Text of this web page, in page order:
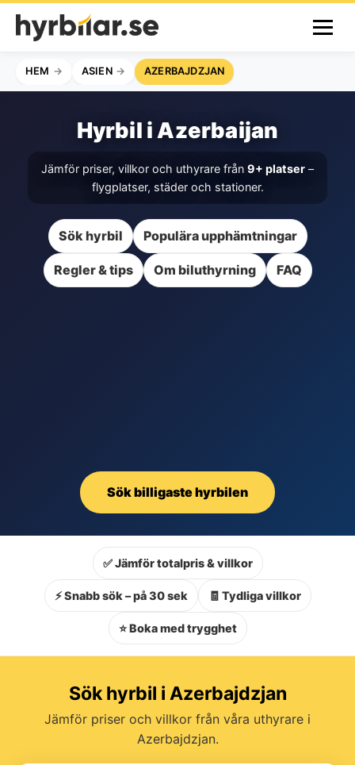
HEM ASIEN AZERBAJDZJAN
Hyrbil i Azerbaijan
Jämför priser, villkor och uthyrare från 9+ platser –
flygplatser, städer och stationer.
Sök hyrbil Populära upphämtningar
Regler & tips Om biluthyrning FAQ
Sök billigaste hyrbilen
✅ Jämför totalpris & villkor
⚡ Snabb sök – på 30 sek 🧾 Tydliga villkor
⭐ Boka med trygghet
Sök hyrbil i Azerbajdzjan
Jämför priser och villkor från våra uthyrare i
Azerbajdzjan.